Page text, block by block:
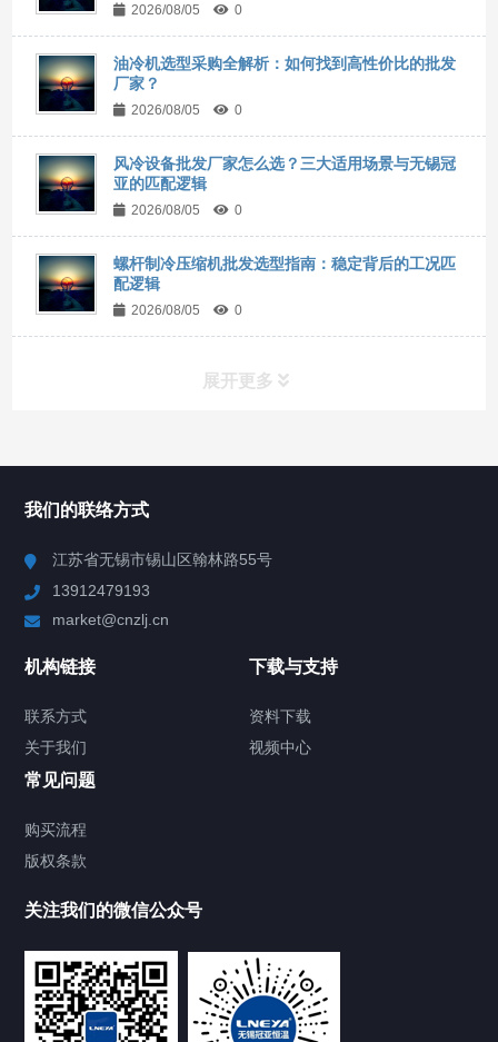
2026/08/05 0
油冷机选型采购全解析：如何找到高性价比的批发
厂家？
2026/08/05 0
风冷设备批发厂家怎么选？三大适用场景与无锡冠
亚的匹配逻辑
2026/08/05 0
螺杆制冷压缩机批发选型指南：稳定背后的工况匹
配逻辑
2026/08/05 0
展开更多
Chiller高精度制冷循环器
TCU温度控制单元
Chiller气体控温系统
Chamber试验箱
我们的联络方式
江苏省无锡市锡山区翰林路55号
13912479193
market@cnzlj.cn
机构链接
联系方式
关于我们
下载与支持
资料下载
视频中心
常见问题
购买流程
版权条款
关注我们的微信公众号